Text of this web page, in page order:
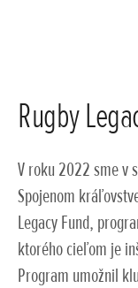
Rugby
V roku 2022 sme v
Spojenom
Legacy Fund,
ktorého cieľom je
Program umožnil